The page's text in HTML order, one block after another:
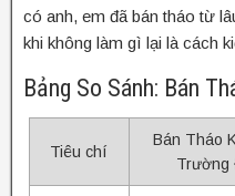
có anh, em đã bán tháo từ
khi không làm gì lại là cách
Bảng So Sánh: Bán
Tiêu chí
Bán Tháo
Trường